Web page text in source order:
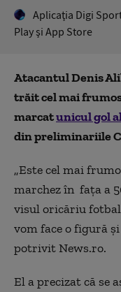
Aplicaţia Digi
Play şi App Store
Atacantul Denis
trăit cel mai
marcatunicul gol
din preliminariile
„Este cel mai
marchez în faţa a
visul oricăriu
vom face o figură
potrivit News.ro.
El a precizat că se